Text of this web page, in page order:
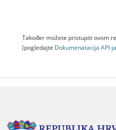
Također možete pristupiti ovom
(pogledajte Dokumenаtаcijа API-jа